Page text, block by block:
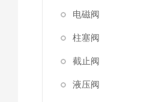
电磁阀
柱塞阀
截止阀
液压阀